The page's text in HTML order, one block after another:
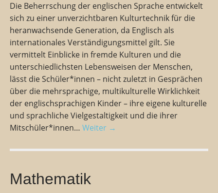
Die Beherrschung der englischen Sprache entwickelt
sich zu einer unverzichtbaren Kulturtechnik für die
heranwachsende Generation, da Englisch als
internationales Verständigungsmittel gilt. Sie
vermittelt Einblicke in fremde Kulturen und die
unterschiedlichsten Lebensweisen der Menschen,
lässt die Schüler*innen – nicht zuletzt in Gesprächen
über die mehrsprachige, multikulturelle Wirklichkeit
der englischsprachigen Kinder – ihre eigene kulturelle
und sprachliche Vielgestaltigkeit und die ihrer
Mitschüler*innen… Weiter →
Mathematik